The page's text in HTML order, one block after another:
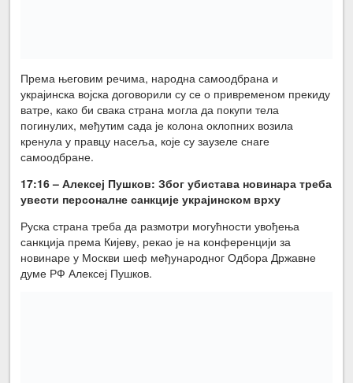
Према његовим речима, народна самоодбрана и
украјинска војска договорили су се о привременом прекиду
ватре, како би свака страна могла да покупи тела
погинулих, међутим сада је колона оклопних возила
кренула у правцу насеља, које су заузеле снаге
самоодбране.
17:16 – Алексеј Пушков: Због убистава новинара треба
увести персоналне санкције украјинском врху
Руска страна треба да размотри могућности увођења
санкција према Кијеву, рекао је на конференцији за
новинаре у Москви шеф међународног Одбора Државне
думе РФ Алексеј Пушков.